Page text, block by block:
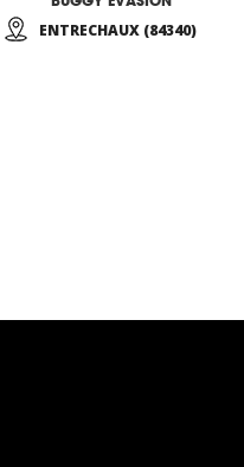
ENTRECHAUX (84340)